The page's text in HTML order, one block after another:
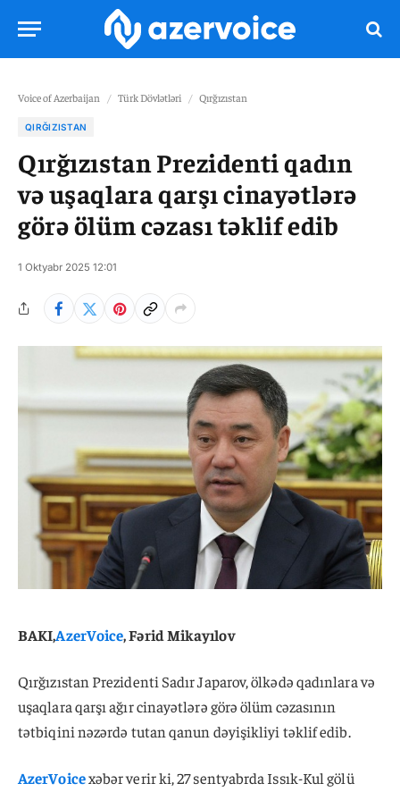
Voice of Azerbaijan / Türk Dövlətləri / Qırğızıstan
QIRĞIZISTAN
Qırğızıstan Prezidenti qadın
və uşaqlara qarşı cinayətlərə
görə ölüm cəzası təklif edib
1 Oktyabr 2025 12:01
BAKI,AzerVoice, Fərid Mikayılov
Qırğızıstan Prezidenti Sadır Japarov, ölkədə qadınlara və
uşaqlara qarşı ağır cinayətlərə görə ölüm cəzasının
tətbiqini nəzərdə tutan qanun dəyişikliyi təklif edib.
AzerVoicexəbər verir ki, 27 sentyabrda Issık-Kul gölü